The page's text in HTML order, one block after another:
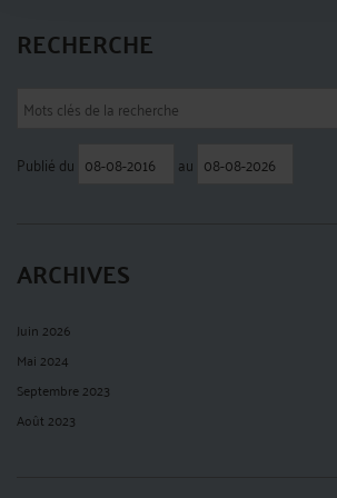
RECHERCHE
Publié du au
ARCHIVES
Juin 2026
Mai 2024
Septembre 2023
Août 2023